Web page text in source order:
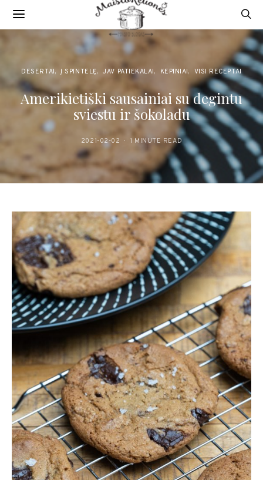
DESERTAI Į SPINTELĘ JAV PATIEKALAI KEPINIAI VISI RECEPTAI
Amerikietiški sausainiai su degintu
sviestu ir šokoladu
2021-02-02 1 MINUTE READ